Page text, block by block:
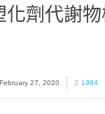
化劑代謝
February 27, 2020 1984